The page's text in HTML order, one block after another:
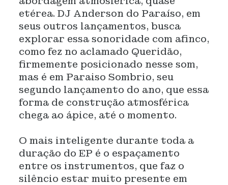
etérea. DJ Anderson do Paraíso, em
seus outros lançamentos, busca
explorar essa sonoridade com afinco,
como fez no aclamado Queridão,
firmemente posicionado nesse som,
mas é em Paraiso Sombrio, seu
segundo lançamento do ano, que essa
forma de construção atmosférica
chega ao ápice, até o momento.
O mais inteligente durante toda a
duração do EP é o espaçamento
entre os instrumentos, que faz o
silêncio estar muito presente em